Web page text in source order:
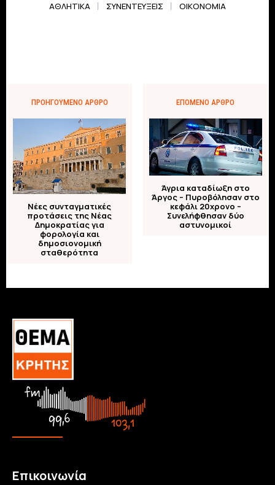
ΑΘΛΗΤΙΚΆ
ΣΥΝΕΝΤΕΎΞΕΙΣ ΟΙΚΟΝΟΜΊΑ
ΠΡΟΗΓΟΎΜΕΝΟ ΆΡΘΡΟ
Νέες συνταγματικές
προτάσεις της Νέας
Δημοκρατίας για
φορολογία και
δημοσιονομική
σταθερότητα
ΕΠΌΜΕΝΟ ΆΡΘΡΟ
Άγρια καταδίωξη στο
Άργος – Πυροβόλησαν στο
κεφάλι 20χρονο –
Συνελήφθησαν δύο
αστυνομικοί
Επικοινωνία